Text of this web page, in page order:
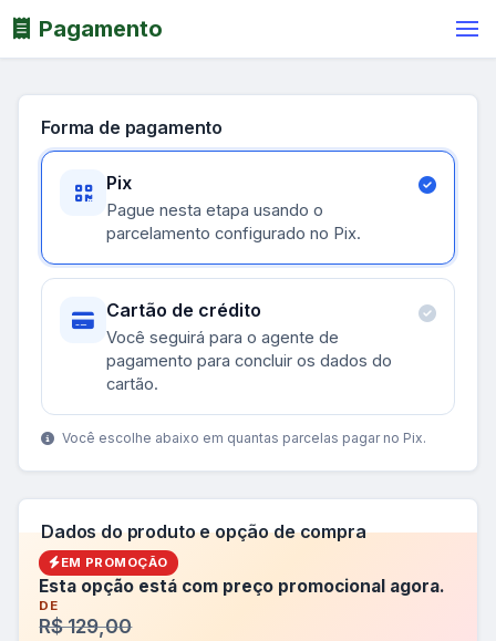
Pagamento
Dados do produto e opção de compra
EM PROMOÇÃO
Esta opção está com preço promocional agora.
DE
R$ 129,00
Forma de pagamento
Pix
Pague nesta etapa usando o
parcelamento configurado no Pix.
Cartão de crédito
Você seguirá para o agente de
pagamento para concluir os dados do
cartão.
Você escolhe abaixo em quantas parcelas pagar no Pix.